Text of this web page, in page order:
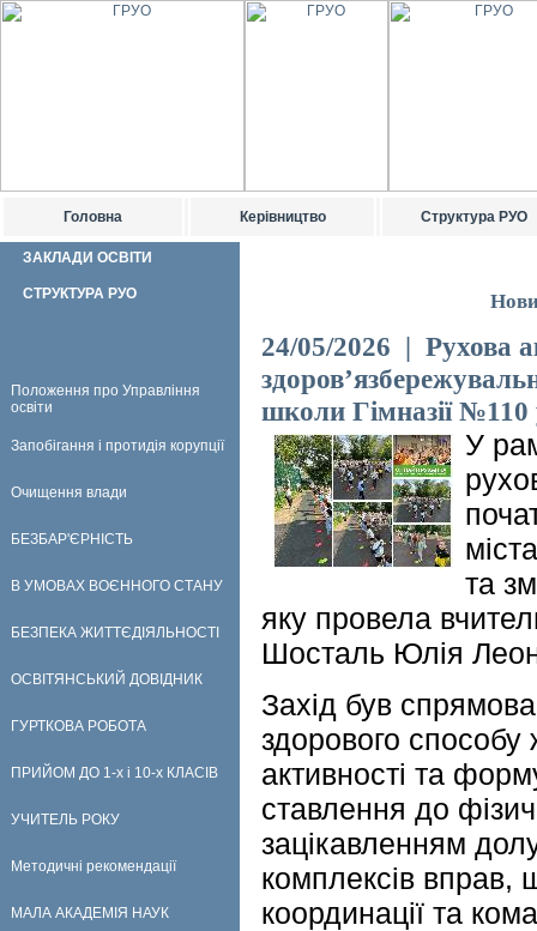
Головна Керівництво Структура РУО
ЗАКЛАДИ ОСВІТИ
СТРУКТУРА РУО
Положення про Управління
освіти
Запобігання і протидія корупції
Очищення влади
БЕЗБАР'ЄРНІСТЬ
В УМОВАХ ВОЄННОГО СТАНУ
БЕЗПЕКА ЖИТТЄДІЯЛЬНОСТІ
ОСВІТЯНСЬКИЙ ДОВІДНИК
ГУРТКОВА РОБОТА
ПРИЙОМ ДО 1-х і 10-х КЛАСІВ
УЧИТЕЛЬ РОКУ
Методичні рекомендації
МАЛА АКАДЕМІЯ НАУК
24/05/2026 | Рухова
школи Гімназії №110
У
та
яку провела
Шосталь Юлія
Захід був
здорового способу
активності та
ставлення до
зацікавленням
комплексів вправ,
координації та